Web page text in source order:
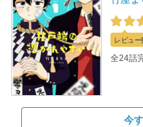
レビュー
全24話
今